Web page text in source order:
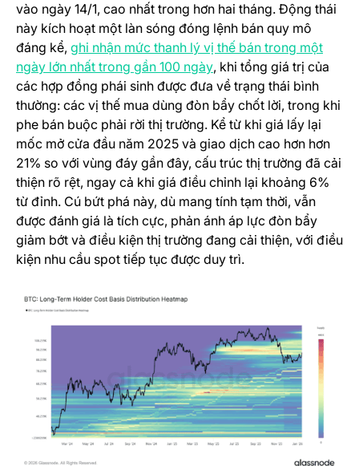
vào ngày 14/1, cao nhất trong hơn hai tháng. Động thái
này kích hoạt một làn sóng đóng lệnh bán quy mô
đáng kể, ghi nhận mức thanh lý vị thế bán trong một
ngày lớn nhất trong gần 100 ngày(opens in a new tab)
, khi tổng giá trị của
các hợp đồng phái sinh được đưa về trạng thái bình
thường: các vị thế mua dùng đòn bẩy chốt lời, trong khi
phe bán buộc phải rời thị trường. Kể từ khi giá lấy lại
mốc mở cửa đầu năm 2025 và giao dịch cao hơn hơn
21% so với vùng đáy gần đây, cấu trúc thị trường đã cải
thiện rõ rệt, ngay cả khi giá điều chỉnh lại khoảng 6%
từ đỉnh. Cú bứt phá này, dù mang tính tạm thời, vẫn
được đánh giá là tích cực, phản ánh áp lực đòn bẩy
giảm bớt và điều kiện thị trường đang cải thiện, với điều
kiện nhu cầu spot tiếp tục được duy trì.